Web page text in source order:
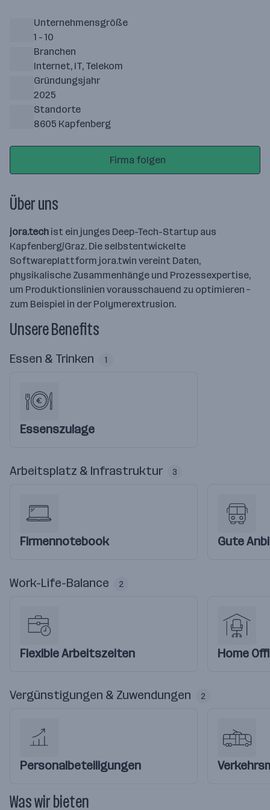
Unternehmensgröße
1 - 10
Branchen
Internet, IT, Telekom
Gründungsjahr
2025
Standorte
8605 Kapfenberg
Firma folgen
Über uns
jora.tech ist ein junges Deep-Tech-Startup aus
Kapfenberg/Graz. Die selbstentwickelte
Softwareplattform jora.twin vereint Daten,
physikalische Zusammenhänge und Prozessexpertise,
um Produktionslinien vorausschauend zu optimieren –
zum Beispiel in der Polymerextrusion.
Unsere Benefits
Essen & Trinken 1
Essenszulage
Arbeitsplatz & Infrastruktur 3
Firmennotebook Gute
Work-Life-Balance 2
Flexible Arbeitszeiten Home
Vergünstigungen & Zuwendungen 2
Personalbeteiligungen
Was wir bieten